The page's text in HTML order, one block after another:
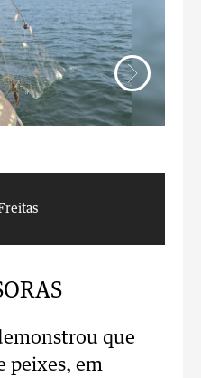
que
peixes, em